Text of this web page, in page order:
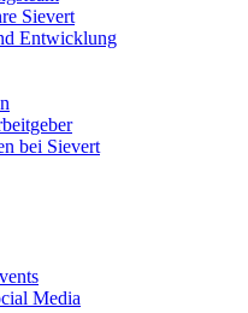
Sievert
Entwicklung
bei Sievert
Media